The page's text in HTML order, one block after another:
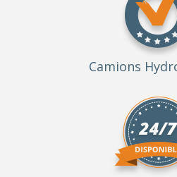
Camions